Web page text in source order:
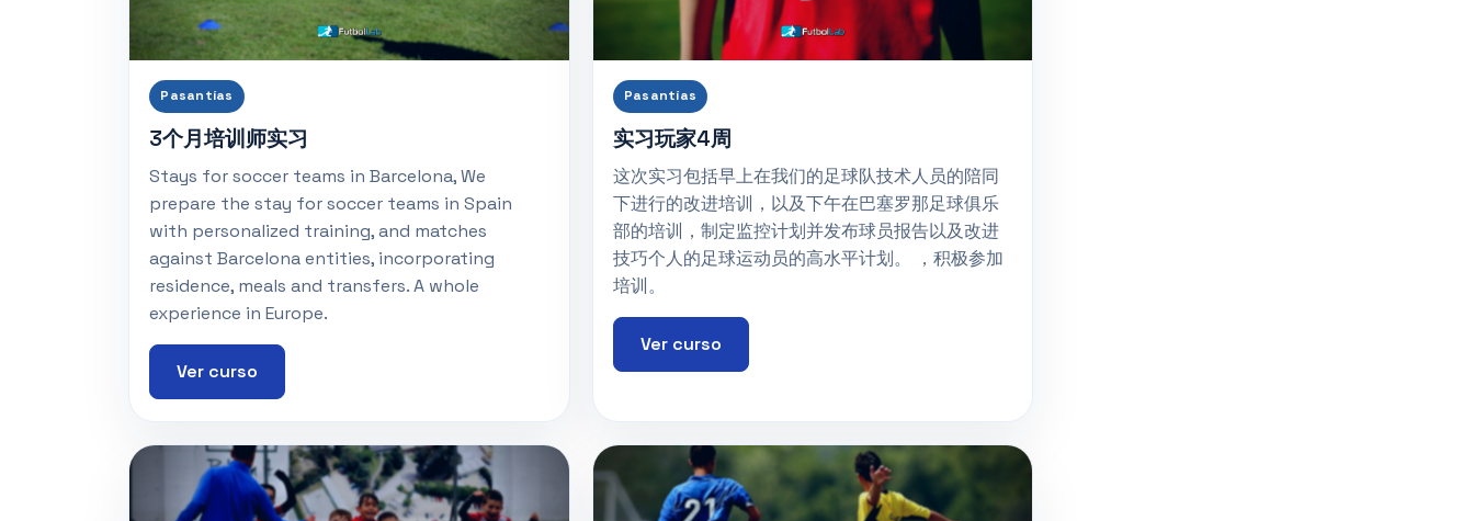
Pasantías
3个月培训师实习
Stays for soccer teams in Barcelona, We
prepare the stay for soccer teams in Spain
with personalized training, and matches
against Barcelona entities, incorporating
residence, meals and transfers. A whole
experience in Europe.
Ver curso
Pasantías
实习玩家4周
这次实习包括早上在我们的足球队技术人员的陪同
下进行的改进培训，以及下午在巴塞罗那足球俱乐
部的培训，制定监控计划并发布球员报告以及改进
技巧个人的足球运动员的高水平计划。 ，积极参加
培训。
Ver curso